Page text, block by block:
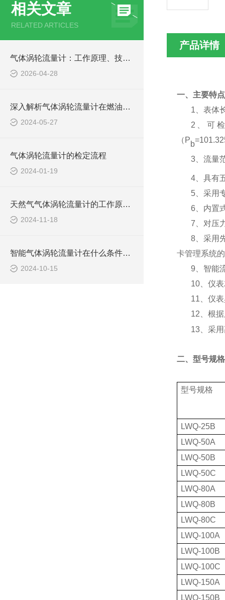
相关文章
RELATED ARTICLES
气体涡轮流量计：工作原理、技术特点与选型指南
2026-04-28
深入解析气体涡轮流量计在燃油系统中的应用
2024-05-27
气体涡轮流量计的检定流程
2024-01-19
天然气气体涡轮流量计的工作原理与应用解析
2024-11-18
智能气体涡轮流量计在什么条件下使用？
2024-10-15
产品详情
一、主要特
1、表体
2、可
（ Pb
3、流量
4、具有
5、采用
6、内置
7、对压
8、采用
卡管理系统
9、智能
10、仪
11、仪
12、根
13、采
二、 型号规
型号规格
LWQ-25B
LWQ-50A
LWQ-50B
LWQ-50C
LWQ-80A
LWQ-80B
LWQ-80C
LWQ-100A
LWQ-100B
LWQ-100C
LWQ-150A
LWQ-150B